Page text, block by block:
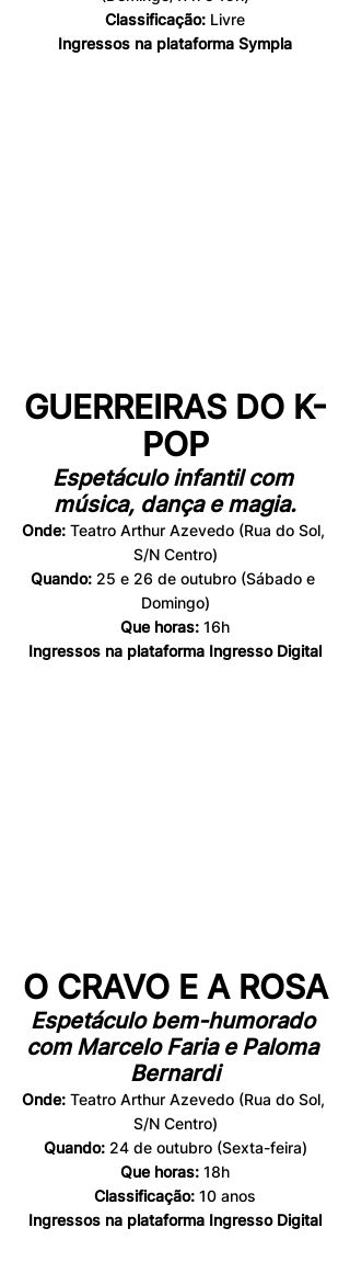
Classificação: Livre
Ingressos na plataforma Sympla
GUERREIRAS DO K-
POP
Espetáculo infantil com
música, dança e magia.
Onde: Teatro Arthur Azevedo (Rua do Sol,
S/N Centro)
Quando: 25 e 26 de outubro (Sábado e
Domingo)
Que horas: 16h
Ingressos na plataforma Ingresso Digital
O CRAVO E A ROSA
Espetáculo bem-humorado
com Marcelo Faria e Paloma
Bernardi
Onde: Teatro Arthur Azevedo (Rua do Sol,
S/N Centro)
Quando: 24 de outubro (Sexta-feira)
Que horas: 18h
Classificação: 10 anos
Ingressos na plataforma Ingresso Digital